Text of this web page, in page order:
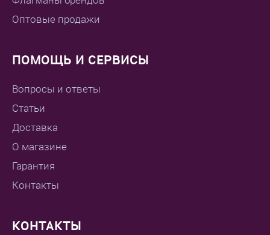
Оптовые продажи
ПОМОЩЬ И СЕРВИСЫ
Вопросы и ответы
Статьи
Доставка
О магазине
Гарантия
Контакты
КОНТАКТЫ